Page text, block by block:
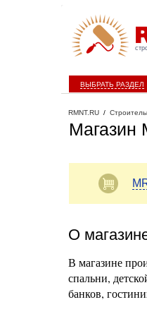
ВЫБРАТЬ РАЗДЕЛ
RMNT.RU /
Магазин
О
В магазине
спальни,
банков,